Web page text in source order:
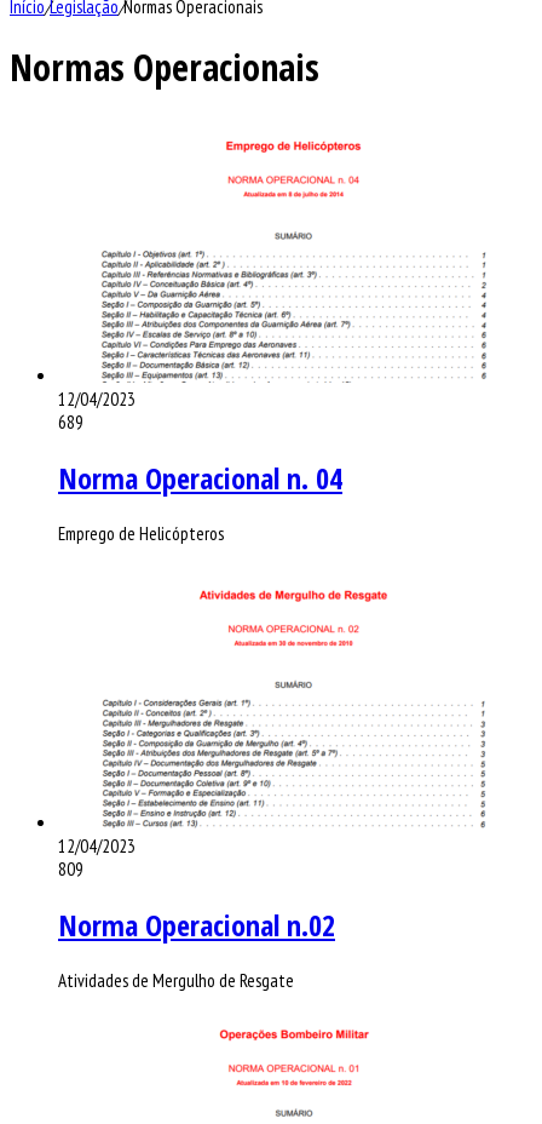
Início/Legislação/Normas Operacionais
Normas Operacionais
12/04/2023
689
Norma Operacional n. 04
Emprego de Helicópteros
12/04/2023
809
Norma Operacional n.02
Atividades de Mergulho de Resgate